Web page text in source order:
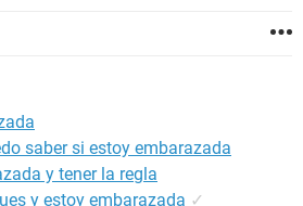
saber si estoy embarazada
y tener la regla
y estoy embarazada ✓